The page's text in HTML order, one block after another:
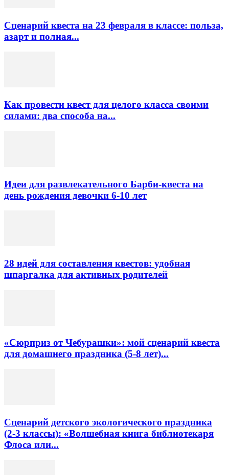
Сценарий квеста на 23 февраля в классе: польза,
азарт и полная...
Как провести квест для целого класса своими
силами: два способа на...
Идеи для развлекательного Барби-квеста на
день рождения девочки 6-10 лет
28 идей для составления квестов: удобная
шпаргалка для активных родителей
«Сюрприз от Чебурашки»: мой сценарий квеста
для домашнего праздника (5-8 лет)...
Сценарий детского экологического праздника
(2-3 классы): «Волшебная книга библиотекаря
Флоса или...